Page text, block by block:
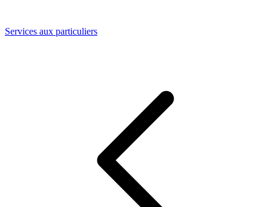
Services aux particuliers